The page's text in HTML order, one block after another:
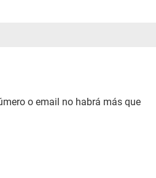
o email no habrá más que